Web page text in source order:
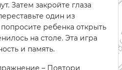
Затем закройте глаза
один из
ребенка открыть
на столе. Эта игра
и память.
– Повтори